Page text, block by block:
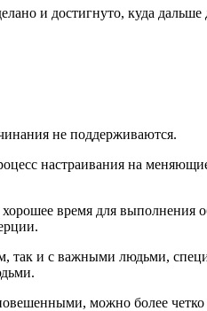
и достигнуто, куда дальше
не поддерживаются.
настраивания на
хорошее время для
и с важными людьми,
можно более четко